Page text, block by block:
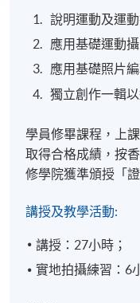
說明運動及運
應用基礎運動攝
應用基礎照片編
獨立創作一輯
學員修畢課程，上
取得合格成績，按
修學院獲準頒授「
講授及教學活動:
講授：27小時；
實地拍攝練習：6